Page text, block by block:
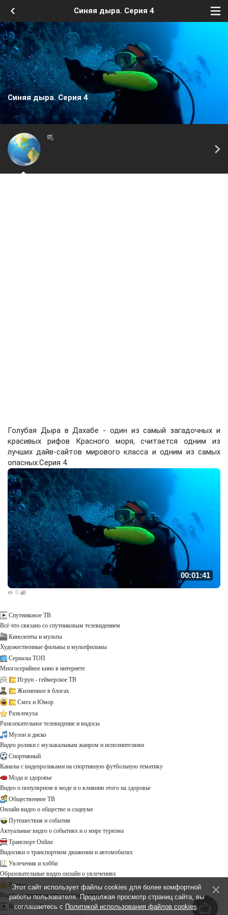
Синяя дыра. Серия 4
Синяя дыра. Серия 4
Голубая Дыра в Дахабе - один из самый загадочных и
красивых рифов Красного моря, считается одним из
лучших дайв-сайтов мирового класса и одним из самых
опасных.Серия 4.
00:01:41
0
Спутниковое ТВ
Всё что связано со спутниковым телевидением
Киноленты и мульты
Художественные фильмы и мультфильмы
Сериалы ТОП
Многосерийное кино в интернете
Игрун - геймерское ТВ
Жизненное в блогах
Смех и Юмор
Развлекуха
Развлекательное телевидение и видосы
Музон и диско
Видео ролики с музыкальным жанром и исполнителями
Спортивный
Каналы с видеороликами на спортивную футбольную тематику
Мода и здоровье
Видео о популярном в моде и о влиянии этого на здоровье
Общественное ТВ
Онлайн видео о обществе и социуме
Путешествия и события
Актуальные видео о событиях и о мире туризма
Транспорт Online
Видосики о транспортном движении и автомобилях
Увлечения и хобби
Образовательные видео онлайн о увлечениях
Разное
Видео на другие не определённые темы ...
Все каналы!!!
Этот сайт использует файлы cookies для более комфортной
работы пользователя. Продолжая просмотр страниц сайта, вы
соглашаетесь с Политикой использования файлов cookies.